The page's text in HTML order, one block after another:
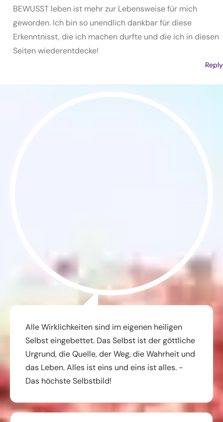
BEWUSST leben ist mehr zur Lebensweise für mich
geworden. Ich bin so unendlich dankbar für diese
Erkenntnisst, die ich machen durfte und die ich in diesen
Seiten wiederentdecke!
Reply
Alle Wirklichkeiten sind im eigenen heiligen
Selbst eingebettet. Das Selbst ist der göttliche
Urgrund, die Quelle, der Weg, die Wahrheit und
das Leben. Alles ist eins und eins ist alles. -
Das höchste Selbstbild!